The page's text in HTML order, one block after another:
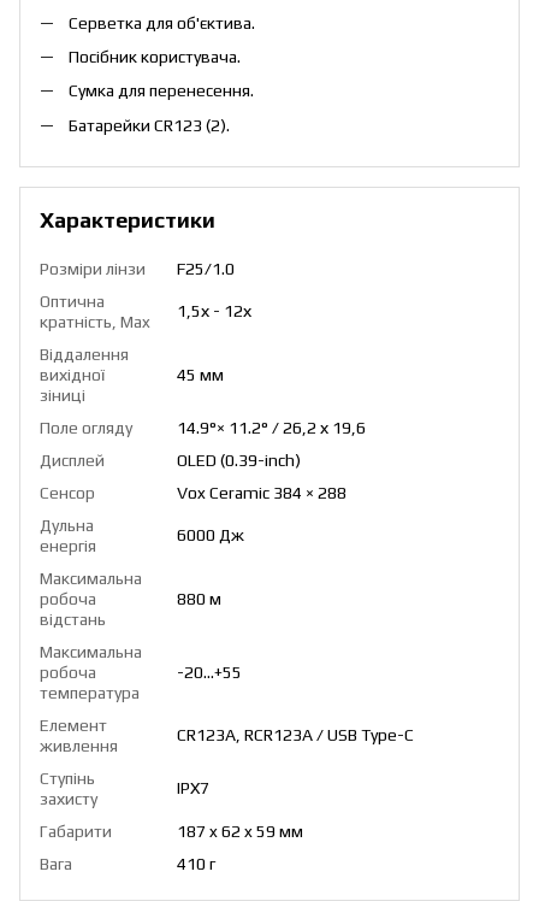
Серветка для об'єктива.
Посібник користувача.
Сумка для перенесення.
Батарейки CR123 (2).
Характеристики
Розміри лінзи
F25/1.0
Оптична
кратність, Max
1,5х - 12х
Віддалення
вихідної
зіниці
45 мм
Поле огляду
14.9°× 11.2° / 26,2 х 19,6
Дисплей
OLED (0.39-inch)
Сенсор
Vox Ceramic 384 × 288
Дульна
енергія
6000 Дж
Максимальна
робоча
відстань
880 м
Максимальна
робоча
температура
-20...+55
Елемент
живлення
CR123A, RCR123A / USB Type-C
Ступінь
захисту
IPХ7
Габарити
187 x 62 x 59 мм
Вага
410 г